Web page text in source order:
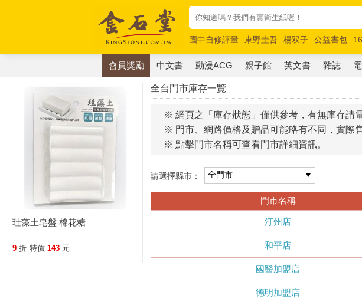
國中自修評量 東野圭吾 楊双子 公益書包
唯紅花綻放
奧德賽 路邊攤新作 馬斯克 玩
會員獎勵 中文書 動漫ACG 親子館 英文書 雜誌
全台門市庫存一覽
※ 網頁之「庫存狀態」僅供參考，有無庫存請電
※ 門市、網路價格及贈品可能略有不同，實際
※ 點擊門市名稱可查看門市詳細資訊。
請選擇縣市：
門市名稱
汀州店
和平店
國醫加盟店
德明加盟店
珪藻土皂盤 棉花糖
9 折 特價 143 元